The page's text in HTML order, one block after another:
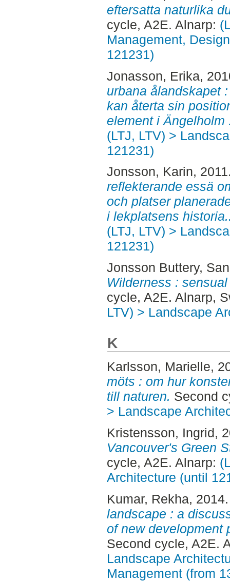
eftersatta naturlika
cycle, A2E. Alnarp:
Management,
121231)
Jonasson, Erika,
urbana ålandskapet
kan återta sin
element i Ängelholm
(LTJ, LTV) >
121231)
Jonsson, Karin,
reflekterande essä
och platser
i lekplatsens
(LTJ, LTV) >
121231)
Jonsson Buttery,
Wilderness :
cycle, A2E. Alnarp,
LTV) > Landscape
K
Karlsson, Marielle,
möts : om hur
till naturen. Second
> Landscape
Kristensson, Ingrid,
Vancouver's Green
cycle, A2E. Alnarp:
Architecture (until
Kumar, Rekha,
landscape : a
of new development
Second cycle, A2E.
Landscape
Management (from